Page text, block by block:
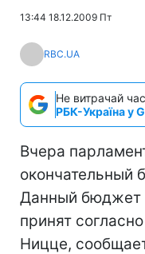
13:44 18.12.2009 Пт
RBC.UA
Не витрачай
РБК-Україна у
Вчера
окончательный
Данный бюджет
принят
Ницце,